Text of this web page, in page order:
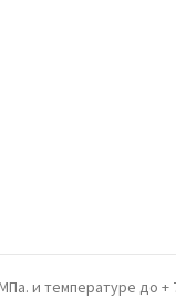
и температуре до +